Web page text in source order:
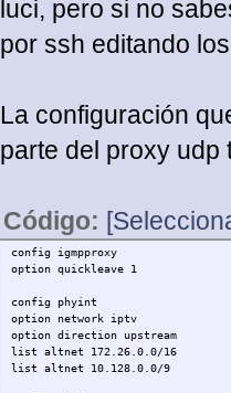
luci, pero si no
por ssh editando
La configuración
parte del proxy udp
Código:
config igmpproxy
option quickleave 1
config phyint
option network iptv
option direction upstream
list altnet 172.26.0.0/16
list altnet 10.128.0.0/9